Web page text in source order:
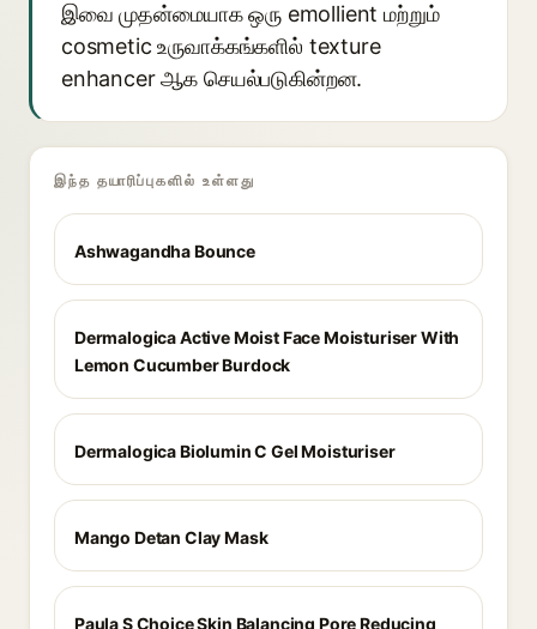
இவை முதன்மையாக ஒரு emollient மற்றும்
cosmetic உருவாக்கங்களில் texture
enhancer ஆக செயல்படுகின்றன.
இந்த தயாரிப்புகளில் உள்ளது
Ashwagandha Bounce
Dermalogica Active Moist Face Moisturiser With
Lemon Cucumber Burdock
Dermalogica Biolumin C Gel Moisturiser
Mango Detan Clay Mask
Paula S Choice Skin Balancing Pore Reducing